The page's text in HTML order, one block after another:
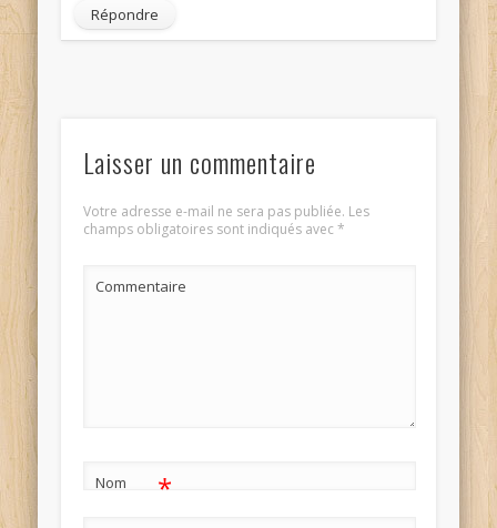
Répondre
Laisser un commentaire
Votre adresse e-mail ne sera pas publiée. Les
champs obligatoires sont indiqués avec*
Commentaire
Nom *